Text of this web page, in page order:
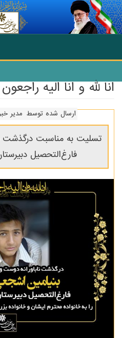
انتقال به محتوای اصلی
انا لله و انا الیه راجعون
ارسال شده توسط مدیر
تسلیت به مناسبت درگذشت
فارغ‌التحصیل